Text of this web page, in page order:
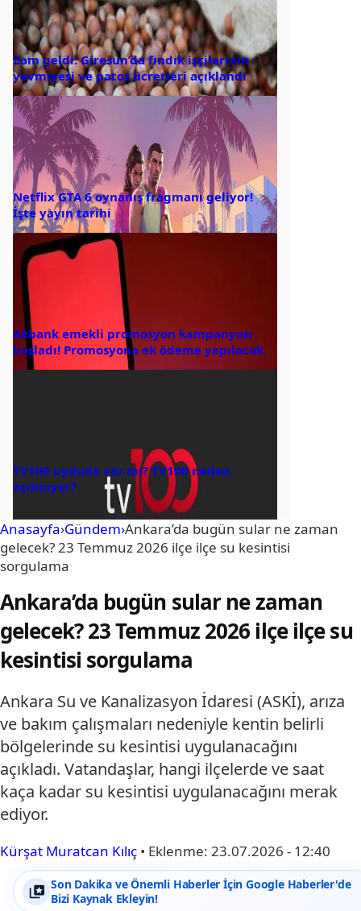
Zam geldi: Giresun’da fındık işçilerinin
yevmiyesi ve patoz ücretleri açıklandı
Netflix GTA 6 oynanış fragmanı geliyor!
İşte yayın tarihi
Akbank emekli promosyon kampanyası
başladı! Promosyona ek ödeme yapılacak
TV100 uyduda var mı? TV100 neden
açılmıyor?
Anasayfa›Gündem›Ankara’da bugün sular ne zaman
gelecek? 23 Temmuz 2026 ilçe ilçe su kesintisi
sorgulama
Ankara’da bugün sular ne zaman
gelecek? 23 Temmuz 2026 ilçe ilçe su
kesintisi sorgulama
Ankara Su ve Kanalizasyon İdaresi (ASKİ), arıza
ve bakım çalışmaları nedeniyle kentin belirli
bölgelerinde su kesintisi uygulanacağını
açıkladı. Vatandaşlar, hangi ilçelerde ve saat
kaça kadar su kesintisi uygulanacağını merak
ediyor.
Kürşat Muratcan Kılıç • Eklenme: 23.07.2026 - 12:40
Son Dakika ve Önemli Haberler İçin Google Haberler'de
Bizi Kaynak Ekleyin!